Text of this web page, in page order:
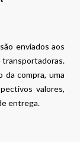
enviados aos
transportadoras.
compra, uma
valores,
entrega.